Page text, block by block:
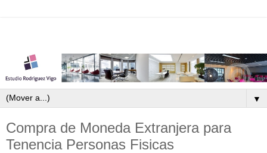
▼
Compra de Moneda Extranjera para
Tenencia Personas Fisicas